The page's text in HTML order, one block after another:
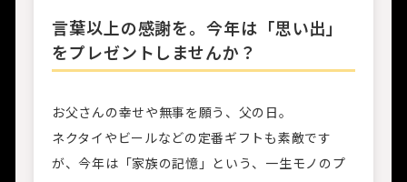
言葉以上の感謝を。今年は「思い出」
をプレゼントしませんか？
お父さんの幸せや無事を願う、父の日。
ネクタイやビールなどの定番ギフトも素敵です
が、今年は「家族の記憶」という、一生モノのプ